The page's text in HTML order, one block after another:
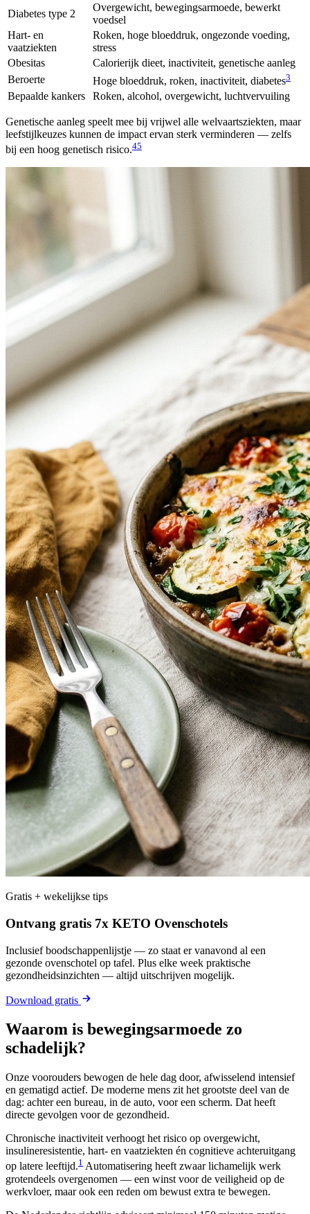
Diabetes type 2
Overgewicht, bewegingsarmoede, bewerkt
voedsel
Hart- en
vaatziekten
Roken, hoge bloeddruk, ongezonde voeding,
stress
Obesitas
Calorierijk dieet, inactiviteit, genetische aanleg
Beroerte
Hoge bloeddruk, roken, inactiviteit, diabetes3
Bepaalde kankers Roken, alcohol, overgewicht, luchtvervuiling
Genetische aanleg speelt mee bij vrijwel alle welvaartsziekten, maar
leefstijlkeuzes kunnen de impact ervan sterk verminderen — zelfs
bij een hoog genetisch risico.45
Gratis + wekelijkse tips
Ontvang gratis 7x KETO Ovenschotels
Inclusief boodschappenlijstje — zo staat er vanavond al een
gezonde ovenschotel op tafel. Plus elke week praktische
gezondheidsinzichten — altijd uitschrijven mogelijk.
Download gratis
Waarom is bewegingsarmoede zo
schadelijk?
Onze voorouders bewogen de hele dag door, afwisselend intensief
en gematigd actief. De moderne mens zit het grootste deel van de
dag: achter een bureau, in de auto, voor een scherm. Dat heeft
directe gevolgen voor de gezondheid.
Chronische inactiviteit verhoogt het risico op overgewicht,
insulineresistentie, hart- en vaatziekten én cognitieve achteruitgang
op latere leeftijd.1 Automatisering heeft zwaar lichamelijk werk
grotendeels overgenomen — een winst voor de veiligheid op de
werkvloer, maar ook een reden om bewust extra te bewegen.